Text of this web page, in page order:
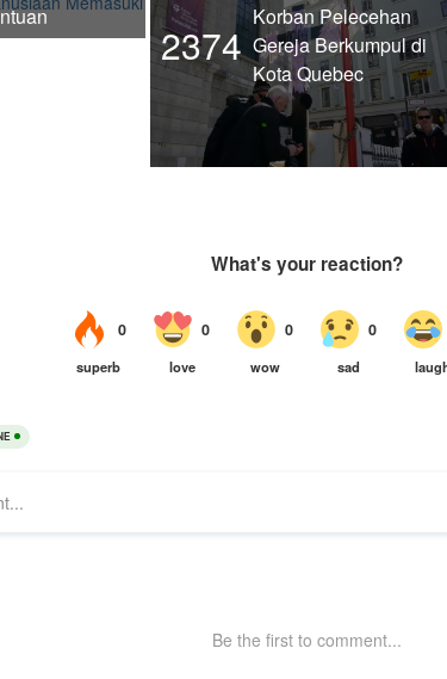
2374
Korban Pelecehan
Gereja Berkumpul di
Kota Quebec